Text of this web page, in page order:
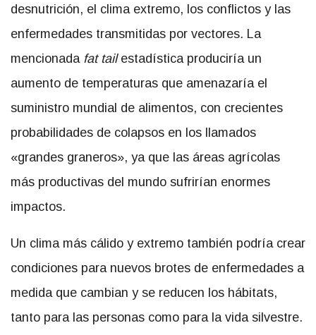
desnutrición, el clima extremo, los conflictos y las
enfermedades transmitidas por vectores. La
mencionada fat tail estadística produciría un
aumento de temperaturas que amenazaría el
suministro mundial de alimentos, con crecientes
probabilidades de colapsos en los llamados
«grandes graneros», ya que las áreas agrícolas
más productivas del mundo sufrirían enormes
impactos.
Un clima más cálido y extremo también podría crear
condiciones para nuevos brotes de enfermedades a
medida que cambian y se reducen los hábitats,
tanto para las personas como para la vida silvestre.